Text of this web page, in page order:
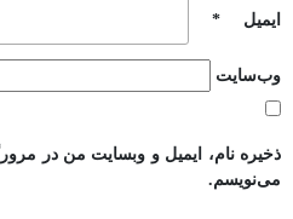
ایمیل *
وب‌سایت
ذخیره نام، ایمیل و وبسایت من در
می‌نویسم.